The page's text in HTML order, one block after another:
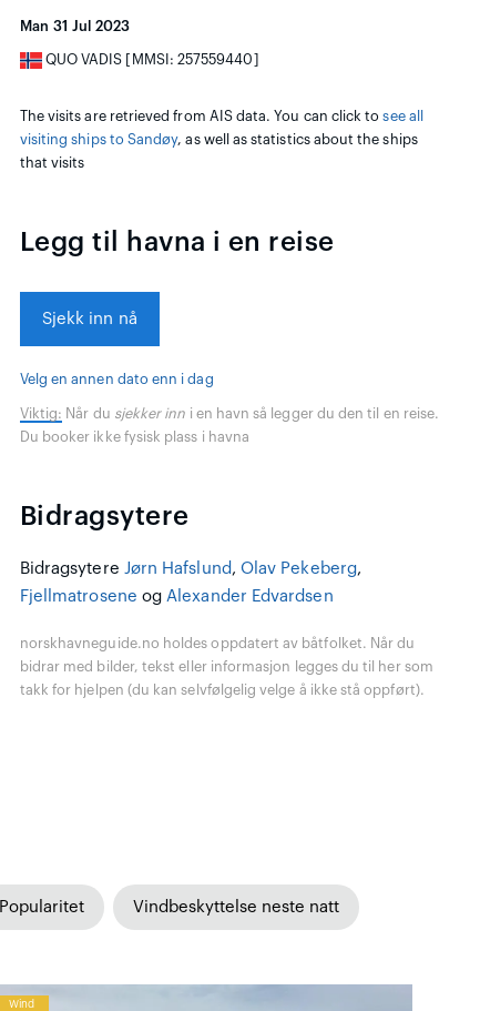
Man 31 Jul 2023
QUO VADIS [MMSI: 257559440]
The visits are retrieved from AIS data. You can click tosee all
visiting ships to Sandøy, as well as statistics about the ships
that visits
Legg til havna i en reise
Sjekk inn nå
Velg en annen dato enn i dag
Viktig: Når du sjekker inn i en havn så legger du den til en reise.
Du booker ikke fysisk plass i havna
Bidragsytere
Bidragsytere Jørn Hafslund , Olav Pekeberg,
Fjellmatrosene og Alexander Edvardsen
norskhavneguide.no holdes oppdatert av båtfolket. Når du
bidrar med bilder, tekst eller informasjon legges du til her som
takk for hjelpen (du kan selvfølgelig velge å ikke stå oppført).
Popularitet Vindbeskyttelse neste natt
Wind